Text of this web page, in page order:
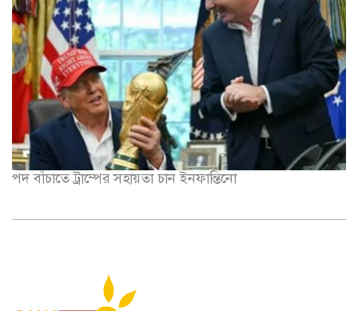
পদ বাঁচাতে ট্রাম্পের সহায়তা চান ইনফান্তিনো